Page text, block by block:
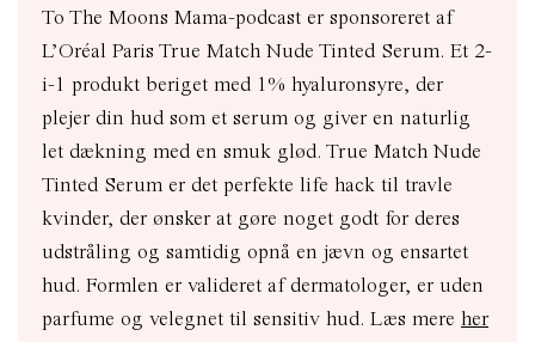
To The Moons Mama-podcast er sponsoreret af
L’Oréal Paris True Match Nude Tinted Serum. Et 2-
i-1 produkt beriget med 1% hyaluronsyre, der
plejer din hud som et serum og giver en naturlig
let dækning med en smuk glød. True Match Nude
Tinted Serum er det perfekte life hack til travle
kvinder, der ønsker at gøre noget godt for deres
udstråling og samtidig opnå en jævn og ensartet
hud. Formlen er valideret af dermatologer, er uden
parfume og velegnet til sensitiv hud. Læs mere her